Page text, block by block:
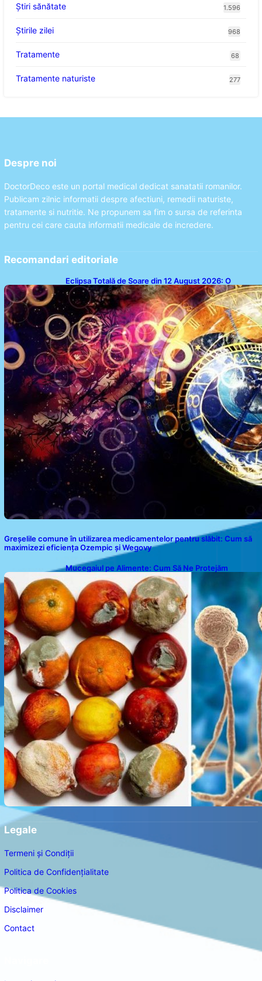
Ştiri sănătate 1.596
Știrile zilei 968
Tratamente 68
Tratamente naturiste 277
Despre noi
DoctorDeco este un portal medical dedicat sanatatii romanilor.
Publicam zilnic informatii despre afectiuni, remedii naturiste,
tratamente si nutritie. Ne propunem sa fim o sursa de referinta
pentru cei care cauta informatii medicale de incredere.
Recomandari editoriale
Eclipsa Totală de Soare din 12 August 2026: O
Analiză a Impactului asupra Trei Zodii și a Ciclului de
18 Ani
Greșelile comune în utilizarea medicamentelor pentru slăbit: Cum să
maximizezi eficiența Ozempic și Wegovy
Mucegaiul pe Alimente: Cum Să Ne Protejăm
Legale
Termeni și Condiții
Politica de Confidențialitate
Politica de Cookies
Disclaimer
Contact